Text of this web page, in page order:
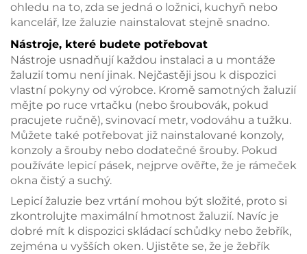
ohledu na to, zda se jedná o ložnici, kuchyň nebo
kancelář, lze žaluzie nainstalovat stejně snadno.
Nástroje, které budete potřebovat
Nástroje usnadňují každou instalaci a u montáže
žaluzií tomu není jinak. Nejčastěji jsou k dispozici
vlastní pokyny od výrobce. Kromě samotných žaluzií
mějte po ruce vrtačku (nebo šroubovák, pokud
pracujete ručně), svinovací metr, vodováhu a tužku.
Můžete také potřebovat již nainstalované konzoly,
konzoly a šrouby nebo dodatečné šrouby. Pokud
používáte lepicí pásek, nejprve ověřte, že je rámeček
okna čistý a suchý.
Lepicí žaluzie bez vrtání mohou být složité, proto si
zkontrolujte maximální hmotnost žaluzií. Navíc je
dobré mít k dispozici skládací schůdky nebo žebřík,
zejména u vyšších oken. Ujistěte se, že je žebřík